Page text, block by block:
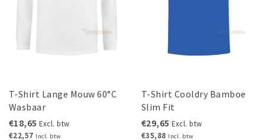
T-Shirt Lange Mouw 60°C
Wasbaar
€18,65 Excl. btw
€22,57 Incl. btw
T-Shirt Cooldry Bamboe
Slim Fit
€29,65 Excl. btw
€35,88 Incl. btw